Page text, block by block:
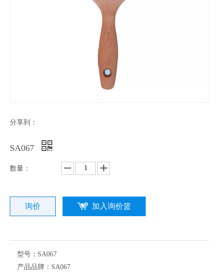
分享到：
SA067
数量：
询价 加入询价篮
型号： SA067
产品品牌： SA067